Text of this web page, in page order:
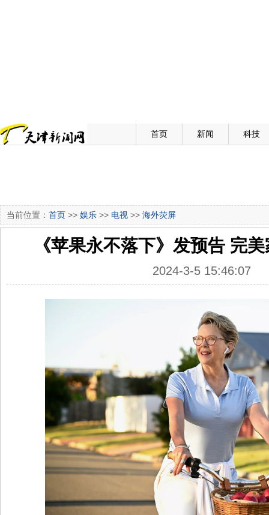
首页 新闻 科技
当前位置： 首页 >> 娱乐 >> 电视 >> 海外荧屏
《苹果永不落下》发预告 完
2024-3-5 15:46:07